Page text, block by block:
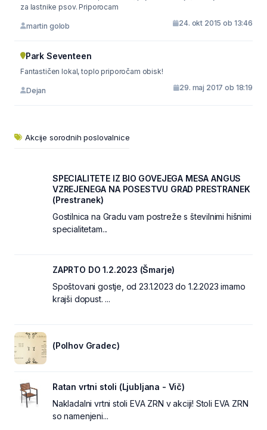
za lastnike psov. Priporocam
martin golob 24. okt 2015 ob 13:46
Park Seventeen
Fantastičen lokal, toplo priporočam obisk!
Dejan 29. maj 2017 ob 18:19
Akcije sorodnih poslovalnice
SPECIALITETE IZ BIO GOVEJEGA MESA ANGUS
VZREJENEGA NA POSESTVU GRAD PRESTRANEK
(Prestranek)
Gostilnica na Gradu vam postreže s številnimi hišnimi
specialitetam...
ZAPRTO DO 1.2.2023 (Šmarje)
Spoštovani gostje, od 23.1.2023 do 1.2.2023 imamo
krajši dopust. ...
(Polhov Gradec)
Ratan vrtni stoli (Ljubljana - Vič)
Nakladalni vrtni stoli EVA ZRN v akciji! Stoli EVA ZRN
so namenjeni...